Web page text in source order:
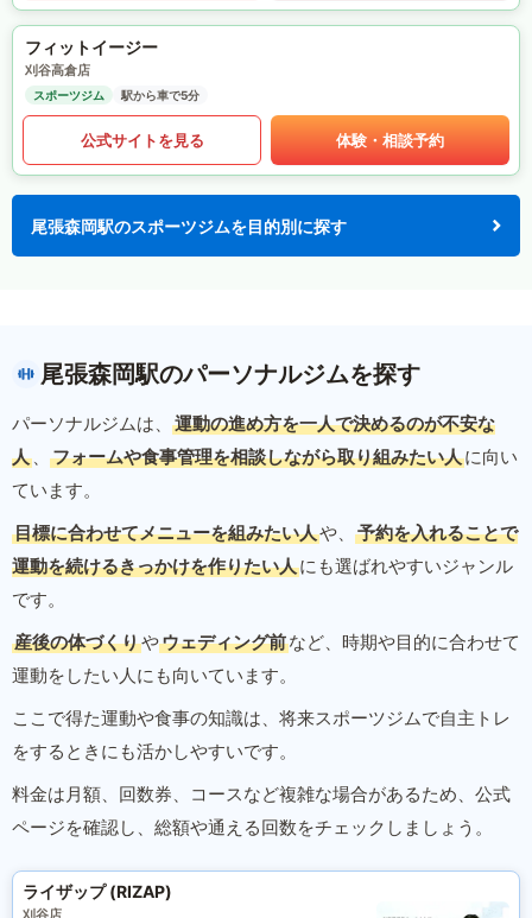
フィットイージー
刈谷高倉店
スポーツジム 駅から車で5分
公式サイトを見る 体験・相談予約
尾張森岡駅のスポーツジムを目的別に探す
尾張森岡駅のパーソナルジムを探す
パーソナルジムは、
運動の進め方を一人で決めるのが不安な
人 、 フォームや食事管理を相談しながら取り組みたい人に向い
ています。
目標に合わせてメニューを組みたい人や、
予約を入れることで
運動を続けるきっかけを作りたい人にも選ばれやすいジャンル
です。
産後の体づくりやウェディング前など、時期や目的に合わせて
運動をしたい人にも向いています。
ここで得た運動や食事の知識は、将来スポーツジムで自主トレ
をするときにも活かしやすいです。
料金は月額、回数券、コースなど複雑な場合があるため、公式
ページを確認し、総額や通える回数をチェックしましょう。
ライザップ (RIZAP)